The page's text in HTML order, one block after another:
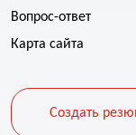
Вопрос-ответ
Карта сайта
Создать